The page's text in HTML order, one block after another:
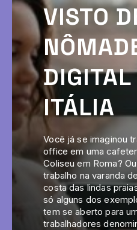
VISTO
ITÁLIA
Você já se imaginou
office em uma
Coliseu em Roma?
trabalho na varanda
costa das lindas
só alguns dos
tem se aberto para
trabalhadores